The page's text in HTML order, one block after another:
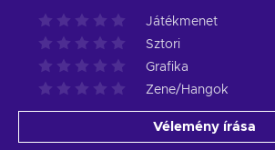
Játékmenet
Sztori
Grafika
Zene/Hangok
Vélemény írása